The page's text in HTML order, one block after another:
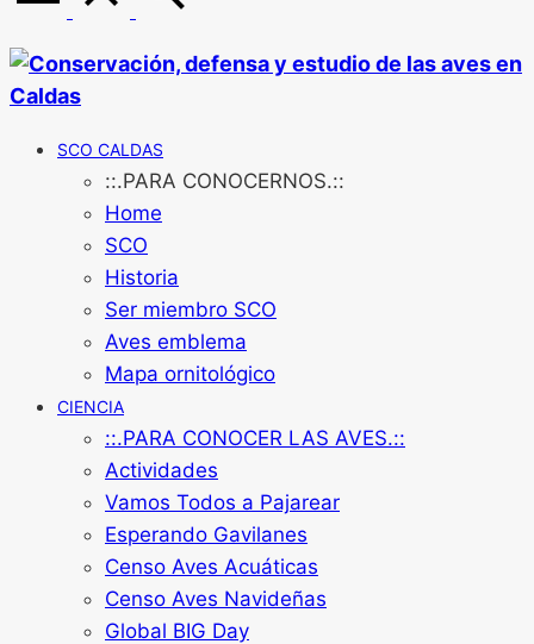
SCO CALDAS
::.PARA CONOCERNOS.::
Home
SCO
Historia
Ser miembro SCO
Aves emblema
Mapa ornitológico
CIENCIA
::.PARA CONOCER LAS AVES.::
Actividades
Vamos Todos a Pajarear
Esperando Gavilanes
Censo Aves Acuáticas
Censo Aves Navideñas
Global BIG Day